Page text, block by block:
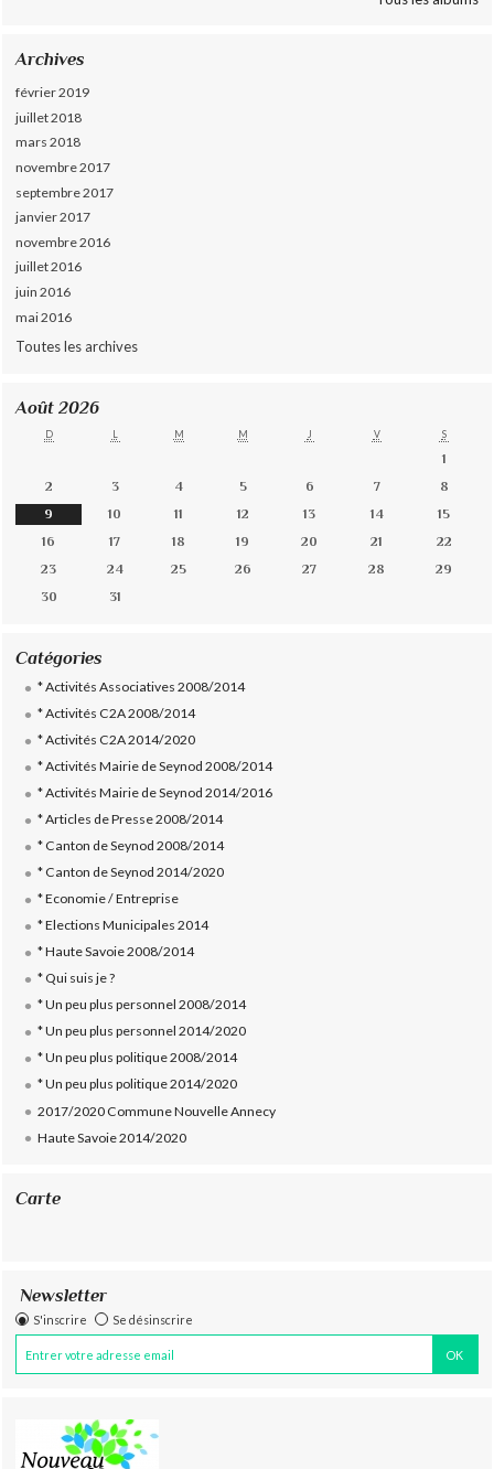
Archives
février 2019
juillet 2018
mars 2018
novembre 2017
septembre 2017
janvier 2017
novembre 2016
juillet 2016
juin 2016
mai 2016
Toutes les archives
Août 2026
D L M M J V S
1
2
3 4 5 6 7
8
9
10 11 12 13 14
15
16
17 18 19 20 21
22
23
24 25 26 27 28
29
30
31
Catégories
* Activités Associatives 2008/2014
* Activités C2A 2008/2014
* Activités C2A 2014/2020
* Activités Mairie de Seynod 2008/2014
* Activités Mairie de Seynod 2014/2016
* Articles de Presse 2008/2014
* Canton de Seynod 2008/2014
* Canton de Seynod 2014/2020
* Economie / Entreprise
* Elections Municipales 2014
* Haute Savoie 2008/2014
* Qui suis je ?
* Un peu plus personnel 2008/2014
* Un peu plus personnel 2014/2020
* Un peu plus politique 2008/2014
* Un peu plus politique 2014/2020
2017/2020 Commune Nouvelle Annecy
Haute Savoie 2014/2020
Carte
Newsletter
S'inscrire Se désinscrire